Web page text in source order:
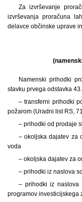
Za izvrševanje
izvrševanja proračuna
delavce občinske uprave
Namenski prihodki
stavku prvega odstavka
– transferni prihodki
požarom (Uradni list RS,
– prihodki od prodaje
– okoljska dajatev za
voda
– okoljska dajatev za
– prihodki iz naslova
– prihodki iz naslova
programov investicijskega